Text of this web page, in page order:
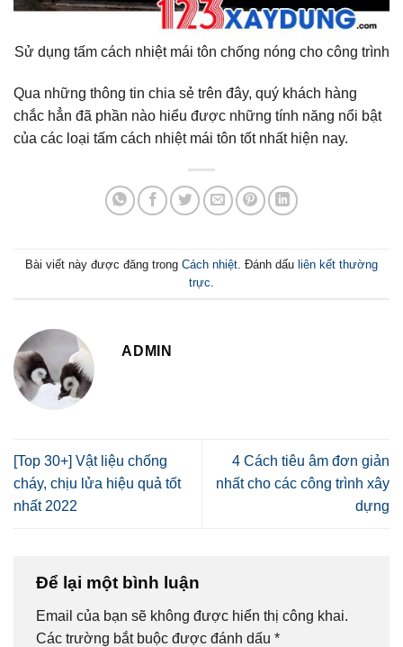
Sử dụng tấm cách nhiệt mái tôn chống nóng cho công trình
Qua những thông tin chia sẻ trên đây, quý khách hàng
chắc hẳn đã phần nào hiểu được những tính năng nổi bật
của các loại tấm cách nhiệt mái tôn tốt nhất hiện nay.
Bài viết này được đăng trong Cách nhiệt . Đánh dấu liên kết thường
trực
ADMIN
[Top 30+] Vật liệu chống
cháy, chịu lửa hiệu quả tốt
nhất 2022
4 Cách tiêu âm đơn giản
nhất cho các công trình xây
dựng
Để lại một bình luận
Email của bạn sẽ không được hiển thị công khai.
Các trường bắt buộc được đánh dấu *